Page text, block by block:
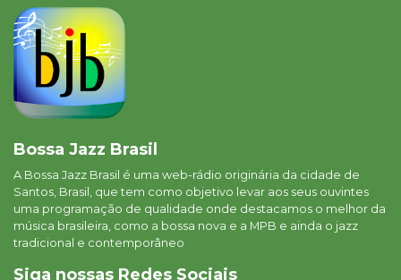
Bossa Jazz Brasil
A Bossa Jazz Brasil é uma web-rádio originária da cidade de
Santos, Brasil, que tem como objetivo levar aos seus ouvintes
uma programação de qualidade onde destacamos o melhor da
música brasileira, como a bossa nova e a MPB e ainda o jazz
tradicional e contemporâneo
Siga nossas Redes Sociais